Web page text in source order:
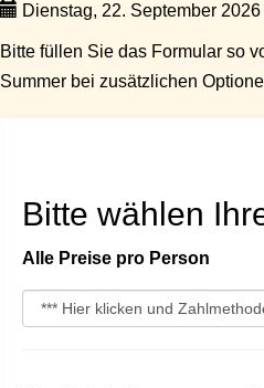
Dienstag, 22. September
Bitte füllen Sie das Formular so
Summer bei zusätzlichen
Bitte wählen
Alle Preise pro Person